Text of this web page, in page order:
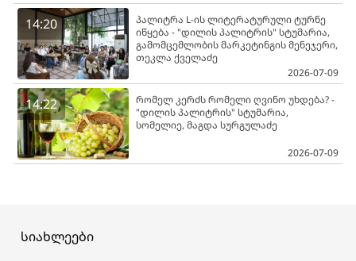
14:20
პალიტრა L-ის ლიტერატურული ტურნე
იწყება - "დილის პალიტრის" სტუმარია,
გამომცემლობის მარკეტინგის მენეჯერი,
თეკლა ქველაძე
2026-07-09
14:22
რომელ კერძს რომელი ღვინო უხდება? -
"დილის პალიტრის" სტუმარია,
სომელიე, მაგდა სურგულაძე
2026-07-09
სიახლეები